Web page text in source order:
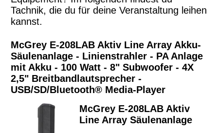
Tachnik, die du für deine Veranstaltung leihen
kannst.
McGrey E-208LAB Aktiv Line Array Akku-
Säulenanlage - Linienstrahler - PA Anlage
mit Akku - 100 Watt - 8" Subwoofer - 4X
2,5" Breitbandlautsprecher -
USB/SD/Bluetooth® Media-Player
McGrey E-208LAB Aktiv
Line Array Säulenanlage